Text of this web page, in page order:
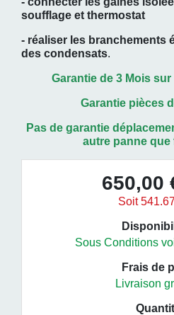
soufflage et thermostat
- réaliser les branchements
des condensats.
Garantie de 3 Mois
Garantie pièces
Pas de garantie
autre panne que
650,00
Soit
Sous Conditions
Frais de
Livraison